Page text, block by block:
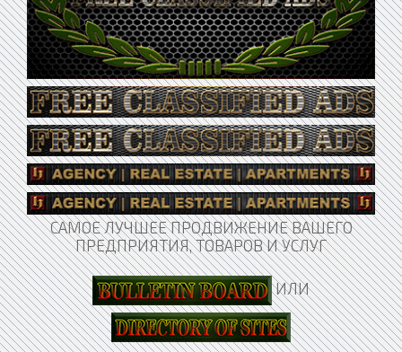
САМОЕ ЛУЧШЕЕ ПРОДВИЖЕНИЕ ВАШЕГО
ПРЕДПРИЯТИЯ, ТОВАРОВ И УСЛУГ
ИЛИ